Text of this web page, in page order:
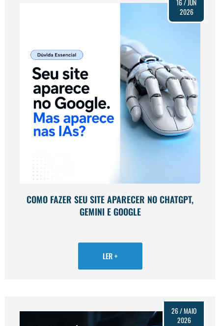
COMO FAZER SEU SITE APARECER NO CHATGPT,
GEMINI E GOOGLE
16 / JUN
2026
LER +
26 / MAIO
2026